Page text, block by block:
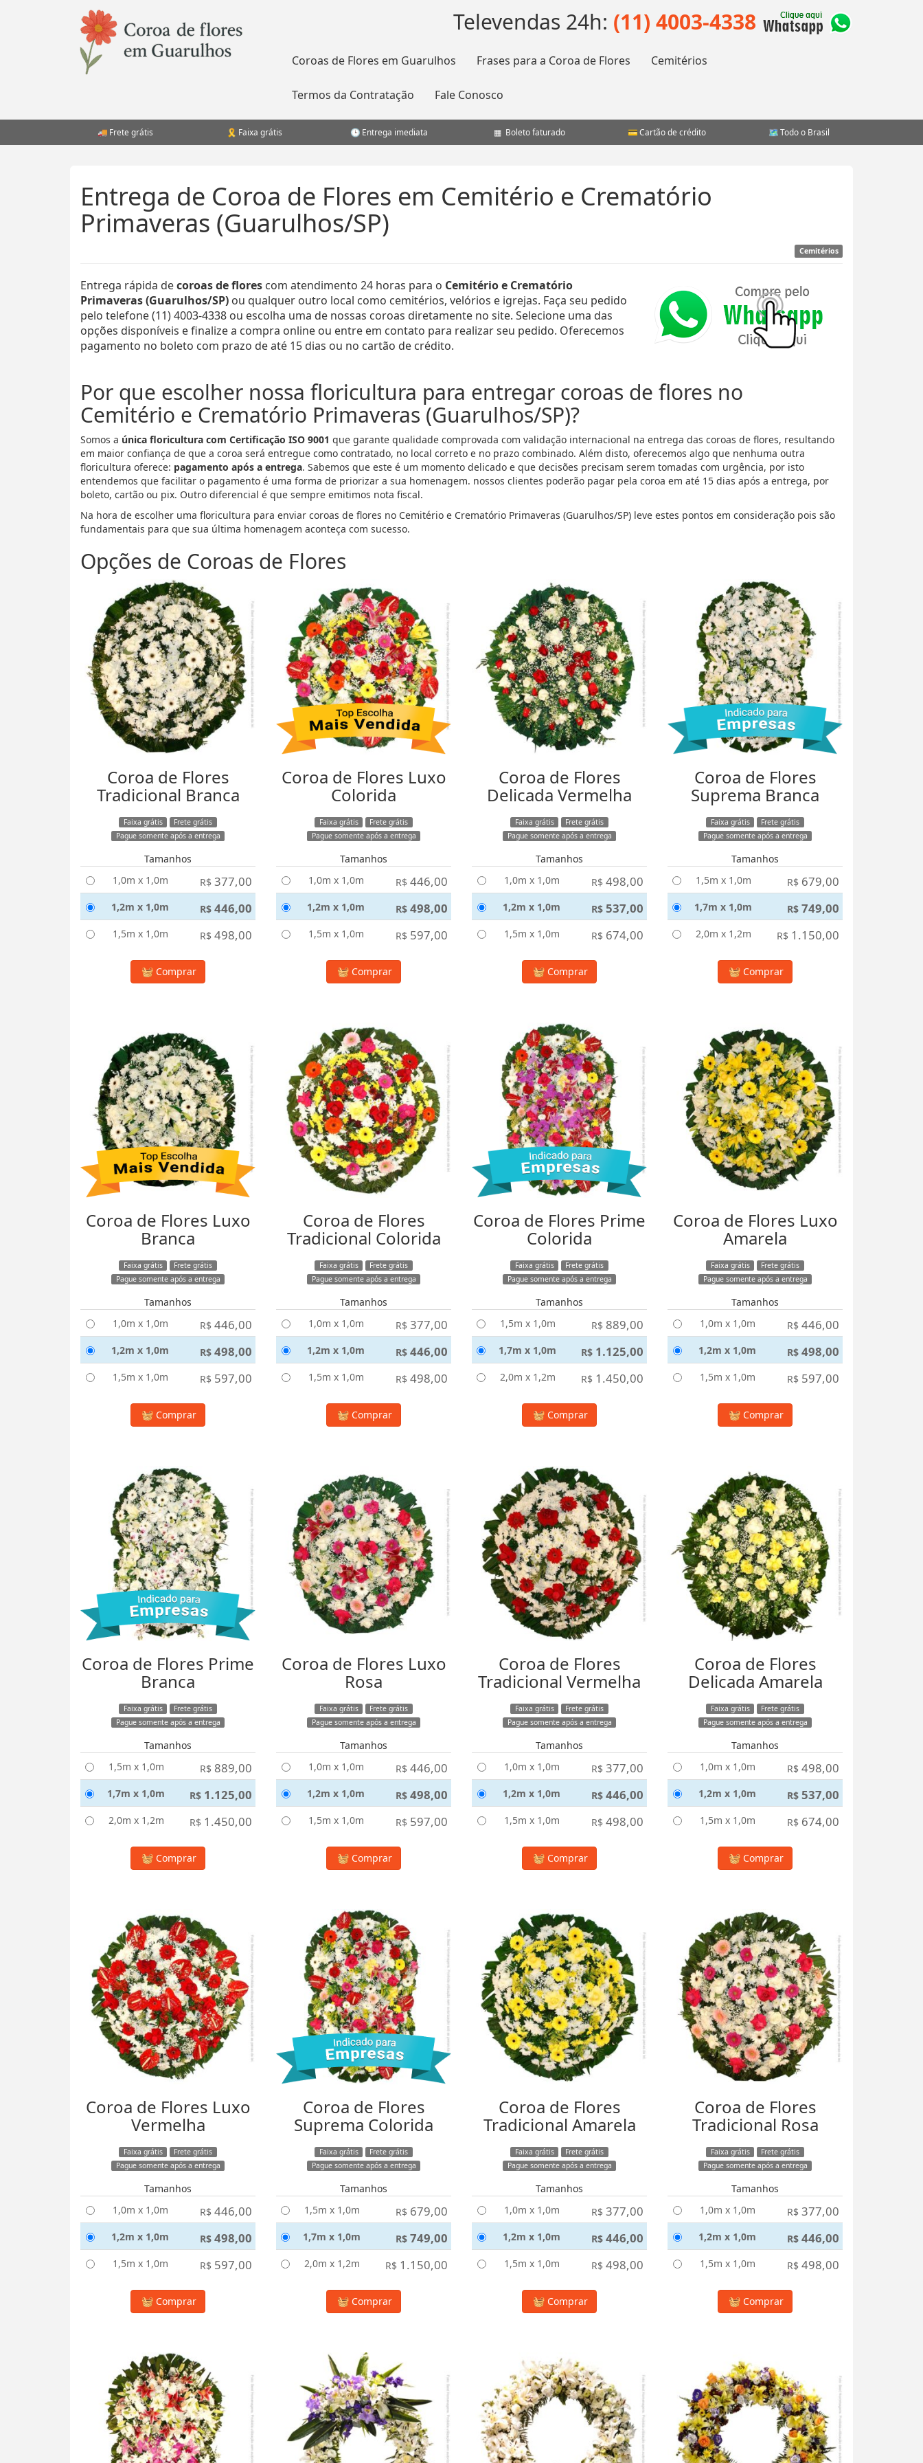
Televendas 24h: (11) 4003-4338
Coroas de Flores em Guarulhos Frases para a Coroa de Flores Cemitérios
Termos da Contratação Fale Conosco
Frete grátis Faixa grátis Entrega imediata Boleto faturado Cartão de crédito Todo o Brasil
Entrega de Coroa de Flores em Cemitério e Crematório
Primaveras (Guarulhos/SP)
Cemitérios
Entrega rápida decoroas de flores com atendimento 24 horas para o Cemitério e Crematório
Primaveras (Guarulhos/SP) ou qualquer outro local como cemitérios, velórios e igrejas. Faça seu pedido
pelo telefone (11) 4003-4338 ou escolha uma de nossas coroas diretamente no site. Selecione uma das
opções disponíveis e finalize a compra online ou entre em contato para realizar seu pedido. Oferecemos
pagamento no boleto com prazo de até 15 dias ou no cartão de crédito.
Por que escolher nossa floricultura para entregar coroas de flores no
Cemitério e Crematório Primaveras (Guarulhos/SP)?
Somos a única floricultura com Certificação ISO 9001 que garante qualidade comprovada com validação internacional na entrega das coroas de flores, resultando
em maior confiança de que a coroa será entregue como contratado, no local correto e no prazo combinado. Além disto, oferecemos algo que nenhuma outra
floricultura oferece: pagamento após a entrega. Sabemos que este é um momento delicado e que decisões precisam serem tomadas com urgência, por isto
entendemos que facilitar o pagamento é uma forma de priorizar a sua homenagem. nossos clientes poderão pagar pela coroa em até 15 dias após a entrega, por
boleto, cartão ou pix. Outro diferencial é que sempre emitimos nota fiscal.
Na hora de escolher uma floricultura para enviar coroas de flores no Cemitério e Crematório Primaveras (Guarulhos/SP) leve estes pontos em consideração pois são
fundamentais para que sua última homenagem aconteça com sucesso.
Opções de Coroas de Flores
Coroa de Flores
Tradicional Branca
Faixa grátis
Frete grátis
Pague somente após a entrega
Tamanhos
1,0m x 1,0m
R$ 377,00
1,2m x 1,0m R$ 446,00
1,5m x 1,0m R$ 498,00
Comprar
Coroa de Flores Luxo
Colorida
Faixa grátis
Frete grátis
Pague somente após a entrega
Tamanhos
1,0m x 1,0m
R$ 446,00
1,2m x 1,0m R$ 498,00
1,5m x 1,0m R$ 597,00
Comprar
Coroa de Flores
Delicada Vermelha
Faixa grátis
Frete grátis
Pague somente após a entrega
Tamanhos
1,0m x 1,0m
R$ 498,00
1,2m x 1,0m R$ 537,00
1,5m x 1,0m R$ 674,00
Comprar
Coroa de Flores
Suprema Branca
Faixa grátis
Frete grátis
Pague somente após a entrega
Tamanhos
1,5m x 1,0m
R$ 679,00
1,7m x 1,0m R$ 749,00
2,0m x 1,2m R$ 1.150,00
Comprar
Coroa de Flores Luxo
Branca
Faixa grátis
Frete grátis
Pague somente após a entrega
Tamanhos
1,0m x 1,0m
R$ 446,00
1,2m x 1,0m R$ 498,00
1,5m x 1,0m R$ 597,00
Comprar
Coroa de Flores
Tradicional Colorida
Faixa grátis
Frete grátis
Pague somente após a entrega
Tamanhos
1,0m x 1,0m
R$ 377,00
1,2m x 1,0m R$ 446,00
1,5m x 1,0m R$ 498,00
Comprar
Coroa de Flores Prime
Colorida
Faixa grátis
Frete grátis
Pague somente após a entrega
Tamanhos
1,5m x 1,0m
R$ 889,00
1,7m x 1,0m R$ 1.125,00
2,0m x 1,2m R$ 1.450,00
Comprar
Coroa de Flores Luxo
Amarela
Faixa grátis
Frete grátis
Pague somente após a entrega
Tamanhos
1,0m x 1,0m
R$ 446,00
1,2m x 1,0m R$ 498,00
1,5m x 1,0m R$ 597,00
Comprar
Coroa de Flores Prime
Branca
Faixa grátis
Frete grátis
Pague somente após a entrega
Tamanhos
1,5m x 1,0m
R$ 889,00
1,7m x 1,0m R$ 1.125,00
2,0m x 1,2m R$ 1.450,00
Comprar
Coroa de Flores Luxo
Rosa
Faixa grátis
Frete grátis
Pague somente após a entrega
Tamanhos
1,0m x 1,0m
R$ 446,00
1,2m x 1,0m R$ 498,00
1,5m x 1,0m R$ 597,00
Comprar
Coroa de Flores
Tradicional Vermelha
Faixa grátis
Frete grátis
Pague somente após a entrega
Tamanhos
1,0m x 1,0m
R$ 377,00
1,2m x 1,0m R$ 446,00
1,5m x 1,0m R$ 498,00
Comprar
Coroa de Flores
Delicada Amarela
Faixa grátis
Frete grátis
Pague somente após a entrega
Tamanhos
1,0m x 1,0m
R$ 498,00
1,2m x 1,0m R$ 537,00
1,5m x 1,0m R$ 674,00
Comprar
Coroa de Flores Luxo
Vermelha
Faixa grátis
Frete grátis
Pague somente após a entrega
Tamanhos
1,0m x 1,0m
R$ 446,00
1,2m x 1,0m R$ 498,00
1,5m x 1,0m R$ 597,00
Comprar
Coroa de Flores
Suprema Colorida
Faixa grátis
Frete grátis
Pague somente após a entrega
Tamanhos
1,5m x 1,0m
R$ 679,00
1,7m x 1,0m R$ 749,00
2,0m x 1,2m R$ 1.150,00
Comprar
Coroa de Flores
Tradicional Amarela
Faixa grátis
Frete grátis
Pague somente após a entrega
Tamanhos
1,0m x 1,0m
R$ 377,00
1,2m x 1,0m R$ 446,00
1,5m x 1,0m R$ 498,00
Comprar
Coroa de Flores
Tradicional Rosa
Faixa grátis
Frete grátis
Pague somente após a entrega
Tamanhos
1,0m x 1,0m
R$ 377,00
1,2m x 1,0m R$ 446,00
1,5m x 1,0m R$ 498,00
Comprar